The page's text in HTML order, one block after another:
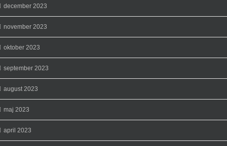
december 2023
november 2023
oktober 2023
september 2023
august 2023
maj 2023
april 2023